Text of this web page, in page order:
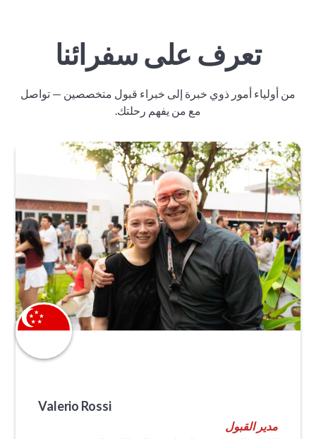
تعرف على سفرائنا
من أولياء أمور ذوي خبرة إلى خبراء قبول متخصصين — تواصل
مع من يفهم رحلتك.
Valerio Rossi
مدير القبول